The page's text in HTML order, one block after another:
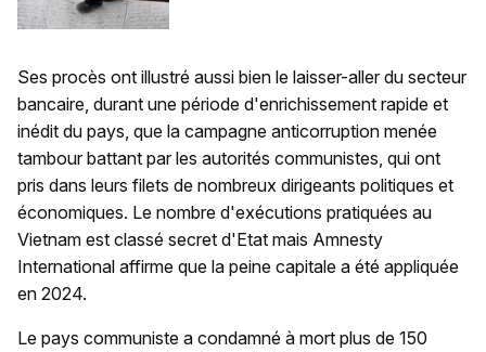
Ses procès ont illustré aussi bien le laisser-aller du secteur
bancaire, durant une période d'enrichissement rapide et
inédit du pays, que la campagne anticorruption menée
tambour battant par les autorités communistes, qui ont
pris dans leurs filets de nombreux dirigeants politiques et
économiques. Le nombre d'exécutions pratiquées au
Vietnam est classé secret d'Etat mais Amnesty
International affirme que la peine capitale a été appliquée
en 2024.
Le pays communiste a condamné à mort plus de 150